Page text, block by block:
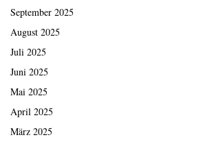
September 2025
August 2025
Juli 2025
Juni 2025
Mai 2025
April 2025
März 2025